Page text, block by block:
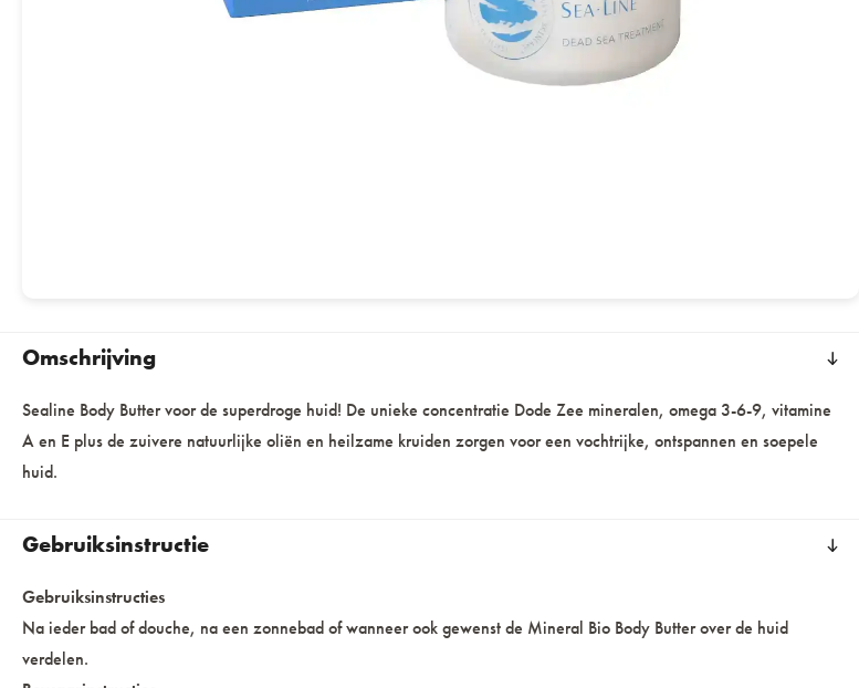
Omschrijving
Sealine Body Butter voor de superdroge huid! De unieke concentratie Dode Zee mineralen, omega 3-6-9, vitamine
A en E plus de zuivere natuurlijke oliën en heilzame kruiden zorgen voor een vochtrijke, ontspannen en soepele
huid.
Gebruiksinstructie
Gebruiksinstructies
Na ieder bad of douche, na een zonnebad of wanneer ook gewenst de Mineral Bio Body Butter over de huid
verdelen.